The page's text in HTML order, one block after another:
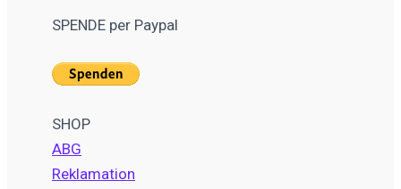
SPENDE per Paypal
SHOP
ABG
Reklamation